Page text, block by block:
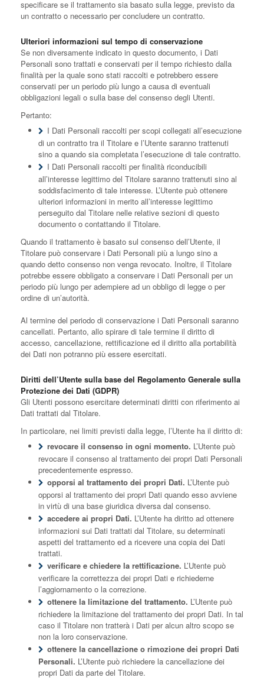
specificare se il trattamento sia basato sulla legge, previsto da
un contratto o necessario per concludere un contratto.
Ulteriori informazioni sul tempo di conservazione
Se non diversamente indicato in questo documento, i Dati
Personali sono trattati e conservati per il tempo richiesto dalla
finalità per la quale sono stati raccolti e potrebbero essere
conservati per un periodo più lungo a causa di eventuali
obbligazioni legali o sulla base del consenso degli Utenti.
Pertanto:
I Dati Personali raccolti per scopi collegati all’esecuzione
di un contratto tra il Titolare e l’Utente saranno trattenuti
sino a quando sia completata l’esecuzione di tale contratto.
I Dati Personali raccolti per finalità riconducibili
all’interesse legittimo del Titolare saranno trattenuti sino al
soddisfacimento di tale interesse. L’Utente può ottenere
ulteriori informazioni in merito all’interesse legittimo
perseguito dal Titolare nelle relative sezioni di questo
documento o contattando il Titolare.
Quando il trattamento è basato sul consenso dell’Utente, il
Titolare può conservare i Dati Personali più a lungo sino a
quando detto consenso non venga revocato. Inoltre, il Titolare
potrebbe essere obbligato a conservare i Dati Personali per un
periodo più lungo per adempiere ad un obbligo di legge o per
ordine di un’autorità.
Al termine del periodo di conservazione i Dati Personali saranno
cancellati. Pertanto, allo spirare di tale termine il diritto di
accesso, cancellazione, rettificazione ed il diritto alla portabilità
dei Dati non potranno più essere esercitati.
Diritti dell’Utente sulla base del Regolamento Generale sulla
Protezione dei Dati (GDPR)
Gli Utenti possono esercitare determinati diritti con riferimento ai
Dati trattati dal Titolare.
In particolare, nei limiti previsti dalla legge, l’Utente ha il diritto di:
revocare il consenso in ogni momento. L’Utente può
revocare il consenso al trattamento dei propri Dati Personali
precedentemente espresso.
opporsi al trattamento dei propri Dati. L’Utente può
opporsi al trattamento dei propri Dati quando esso avviene
in virtù di una base giuridica diversa dal consenso.
accedere ai propri Dati. L’Utente ha diritto ad ottenere
informazioni sui Dati trattati dal Titolare, su determinati
aspetti del trattamento ed a ricevere una copia dei Dati
trattati.
verificare e chiedere la rettificazione. L’Utente può
verificare la correttezza dei propri Dati e richiederne
l’aggiornamento o la correzione.
ottenere la limitazione del trattamento. L’Utente può
richiedere la limitazione del trattamento dei propri Dati. In tal
caso il Titolare non tratterà i Dati per alcun altro scopo se
non la loro conservazione.
ottenere la cancellazione o rimozione dei propri Dati
Personali. L’Utente può richiedere la cancellazione dei
propri Dati da parte del Titolare.